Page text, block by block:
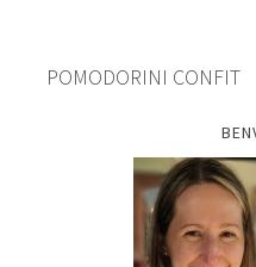
POMODORINI CONFIT